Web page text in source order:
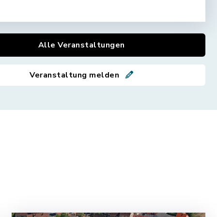
Alle Veranstaltungen
Veranstaltung melden